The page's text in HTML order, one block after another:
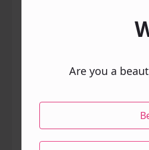
Ecbelle Summer
| Week 4 – Kasvata
Are you a